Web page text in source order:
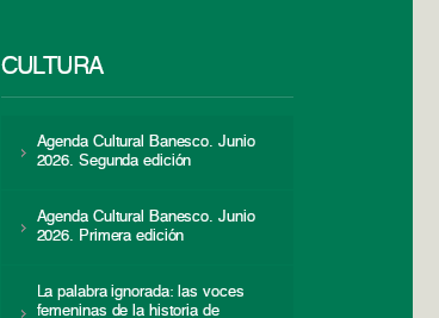
CULTURA
Agenda Cultural Banesco. Junio
2026. Segunda edición
Agenda Cultural Banesco. Junio
2026. Primera edición
La palabra ignorada: las voces
femeninas de la historia de